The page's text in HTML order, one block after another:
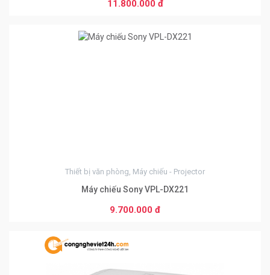
11.800.000 đ
Thiết bị văn phòng, Máy chiếu - Projector
Máy chiếu Sony VPL-DX221
9.700.000 đ